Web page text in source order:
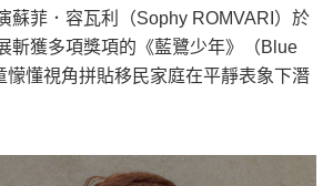
蘇菲．容瓦利（Sophy ROMVARI）於
斬獲多項獎項的《藍鷺少年》（Blue
懞懂視角拼貼移民家庭在平靜表象下潛